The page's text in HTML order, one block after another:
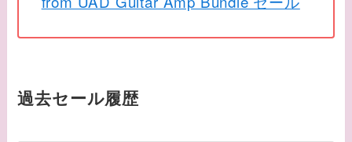
過去セール履歴